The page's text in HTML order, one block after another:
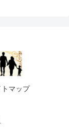
トマップ